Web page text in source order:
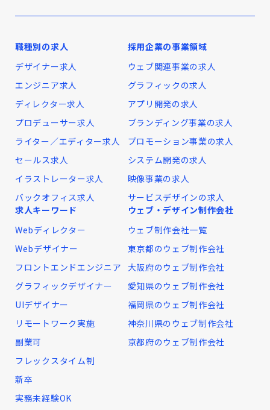
職種別の求人
デザイナー求人
エンジニア求人
ディレクター求人
プロデューサー求人
ライター／エディター求人
セールス求人
イラストレーター求人
バックオフィス求人
採用企業の事業領域
ウェブ関連事業の求人
グラフィックの求人
アプリ開発の求人
ブランディング事業の求人
プロモーション事業の求人
システム開発の求人
映像事業の求人
サービスデザインの求人
求人キーワード
Webディレクター
Webデザイナー
フロントエンドエンジニア
グラフィックデザイナー
UIデザイナー
リモートワーク実施
副業可
フレックスタイム制
新卒
実務未経験OK
ウェブ・デザイン制作会社
ウェブ制作会社一覧
東京都のウェブ制作会社
大阪府のウェブ制作会社
愛知県のウェブ制作会社
福岡県のウェブ制作会社
神奈川県のウェブ制作会社
京都府のウェブ制作会社